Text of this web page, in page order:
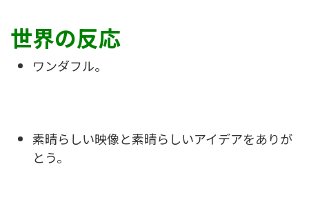
世界の反応
ワンダフル。
素晴らしい映像と素晴らしいアイデアをありが
とう。